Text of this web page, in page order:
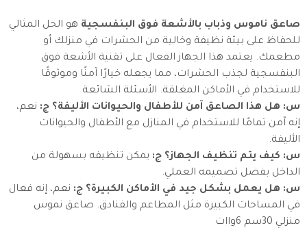
صاعق ناموس وذباب بالأشعة فوق البنفسجية هو الحل المثالي
للحفاظ على بيئة نظيفة وخالية من الحشرات في منزلك أو
مطعمك. يعتمد هذا الجهاز الفعال على تقنية الأشعة فوق
البنفسجية لجذب الحشرات، مما يجعله خيارًا آمنًا وموثوقًا
للاستخدام في الأماكن المغلقة. الأسئلة الشائعة
س: هل هذا الصاعق آمن للأطفال والحيوانات الأليفة؟ ج: نعم،
إنه آمن تمامًا للاستخدام في المنازل مع الأطفال والحيوانات
الأليفة.
س: كيف يتم تنظيف الجهاز؟ ج: يمكن تنظيفه بسهولة من
الداخل بفضل تصميمه العملي.
س: هل يعمل بشكل جيد في الأماكن الكبيرة؟ ج: نعم، إنه فعال
في المساحات الكبيرة مثل المطاعم والفنادق. صاعق نموس
منزلي 30سم 6واات